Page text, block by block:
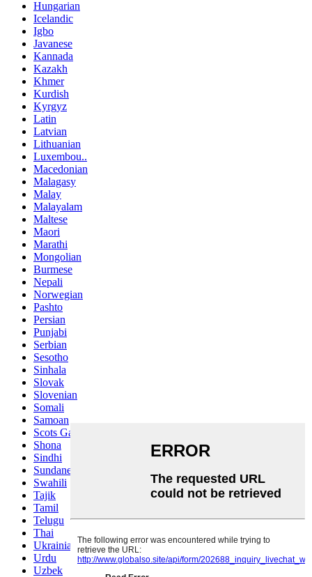
Hungarian
Icelandic
Igbo
Javanese
Kannada
Kazakh
Khmer
Kurdish
Kyrgyz
Latin
Latvian
Lithuanian
Luxembou..
Macedonian
Malagasy
Malay
Malayalam
Maltese
Maori
Marathi
Mongolian
Burmese
Nepali
Norwegian
Pashto
Persian
Punjabi
Serbian
Sesotho
Sinhala
Slovak
Slovenian
Somali
Samoan
Scots Gaelic
Shona
Sindhi
Sundanese
Swahili
Tajik
Tamil
Telugu
Thai
Ukrainian
Urdu
Uzbek